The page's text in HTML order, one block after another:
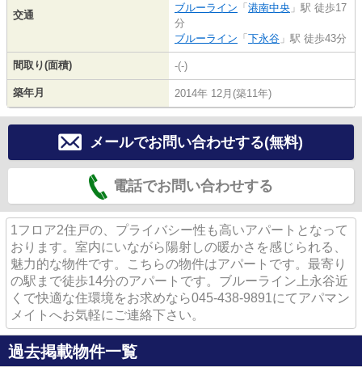
交通
ブルーライン 「 港南中央 」駅 徒歩17
分
ブルーライン 「 下永谷 」駅 徒歩43分
間取り(面積) -(-)
築年月 2014年 12月(築11年)
メールでお問い合わせする(無料)
電話でお問い合わせする
1フロア2住戸の、プライバシー性も高いアパートとなって
おります。室内にいながら陽射しの暖かさを感じられる、
魅力的な物件です。こちらの物件はアパートです。最寄り
の駅まで徒歩14分のアパートです。ブルーライン上永谷近
くで快適な住環境をお求めなら045-438-9891にてアパマン
メイトへお気軽にご連絡下さい。
過去掲載物件一覧